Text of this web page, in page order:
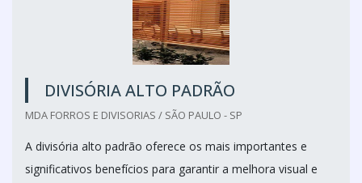
DIVISÓRIA ALTO PADRÃO
MDA FORROS E DIVISORIAS / SÃO PAULO - SP
A divisória alto padrão oferece os mais importantes e
significativos benefícios para garantir a melhora visual e